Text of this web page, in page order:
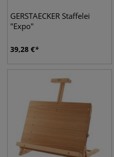
GERSTAECKER Staffelei
"Expo"
39,28 €